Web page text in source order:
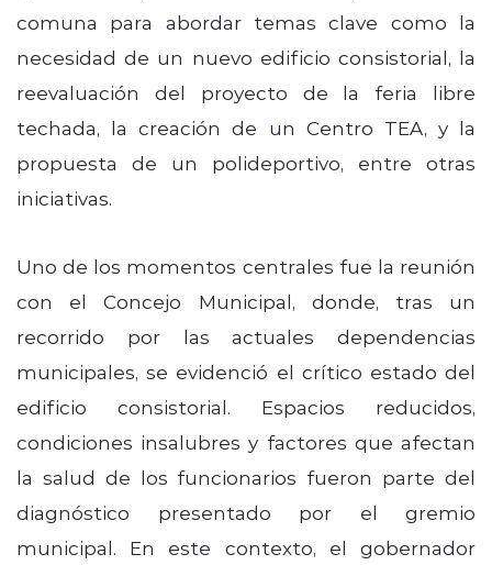
comuna para abordar temas clave como la
necesidad de un nuevo edificio consistorial, la
reevaluación del proyecto de la feria libre
techada, la creación de un Centro TEA, y la
propuesta de un polideportivo, entre otras
iniciativas.
Uno de los momentos centrales fue la reunión
con el Concejo Municipal, donde, tras un
recorrido por las actuales dependencias
municipales, se evidenció el crítico estado del
edificio consistorial. Espacios reducidos,
condiciones insalubres y factores que afectan
la salud de los funcionarios fueron parte del
diagnóstico presentado por el gremio
municipal. En este contexto, el gobernador